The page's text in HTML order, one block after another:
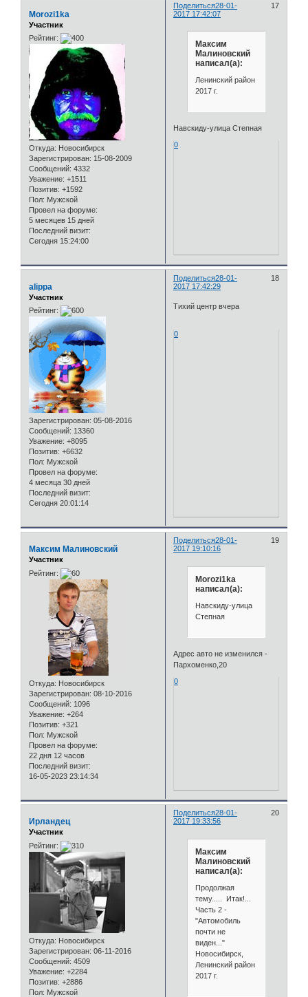
Поделиться 17
28-01-
2017 17:42:07
Morozi1ka
Участник
Рейтинг:
Откуда: Новосибирск
Зарегистрирован: 15-08-2009
Сообщений: 4332
Уважение: +1511
Позитив: +1592
Пол: Мужской
Провел на форуме:
5 месяцев 15 дней
Последний визит:
Сегодня 15:24:00
Максим
Малиновский
написал(а):
Ленинский район
2017 г.
Навскиду-улица Степная
0
Поделиться 18
28-01-
2017 17:42:29
alippa
Участник
Рейтинг:
Зарегистрирован: 05-08-2016
Сообщений: 13360
Уважение: +8095
Позитив: +6632
Пол: Мужской
Провел на форуме:
4 месяца 30 дней
Последний визит:
Сегодня 20:01:14
Тихий центр вчера
0
Поделиться 19
28-01-
2017 19:10:16
Максим Малиновский
Участник
Рейтинг:
Откуда: Новосибирск
Зарегистрирован: 08-10-2016
Сообщений: 1096
Уважение: +264
Позитив: +321
Пол: Мужской
Провел на форуме:
22 дня 12 часов
Последний визит:
16-05-2023 23:14:34
Morozi1ka
написал(а):
Навскиду-улица
Степная
Адрес авто не изменился -
Пархоменко,20
0
Поделиться 20
28-01-
2017 19:33:56
Ирландец
Участник
Рейтинг:
Откуда: Новосибирск
Зарегистрирован: 06-11-2016
Сообщений: 4509
Уважение: +2284
Позитив: +2886
Пол: Мужской
Максим
Малиновский
написал(а):
Продолжая
тему..... Итак!...
Часть 2 -
"Автомобиль
почти не
виден..."
Новосибирск,
Ленинский район
2017 г.